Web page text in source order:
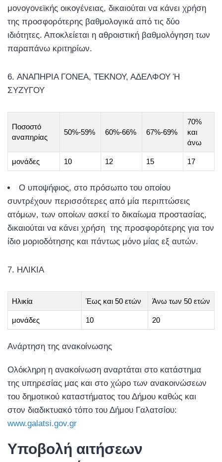
μονογονεϊκής οικογένειας, δικαιούται να κάνει χρήση
της προσφορότερης βαθμολογικά από τις δύο
ιδιότητες. Αποκλείεται η αθροιστική βαθμολόγηση των
παραπάνω κριτηρίων.
ΑΝΑΠΗΡΙΑ ΓΟΝΕΑ, ΤΕΚΝΟΥ, ΑΔΕΛΦΟΥ Ή
ΣΥΖΥΓΟΥ
Ποσοστό
αναπηρίας
50%-59% 60%-66% 67%-69%
70%
και
άνω
μονάδες 10 12 15 17
Ο υποψήφιος, στο πρόσωπο του οποίου
συντρέχουν περισσότερες από μία περιπτώσεις
ατόμων, των οποίων ασκεί το δικαίωμα προστασίας,
δικαιούται να κάνει χρήση της προσφορότερης για τον
ίδιο μοριοδότησης και πάντως μόνο μίας εξ αυτών.
ΗΛΙΚΙΑ
Ηλικία Έως και 50 ετών Άνω των 50 ετών
μονάδες 10 20
Ανάρτηση της ανακοίνωσης
Ολόκληρη η ανακοίνωση αναρτάται στο κατάστημα
της υπηρεσίας μας και στο χώρο των ανακοινώσεων
του δημοτικού καταστήματος του Δήμου καθώς και
στον διαδικτυακό τόπο του Δήμου Γαλατσίου:
www.galatsi.gov.gr
Υποβολή αιτήσεων